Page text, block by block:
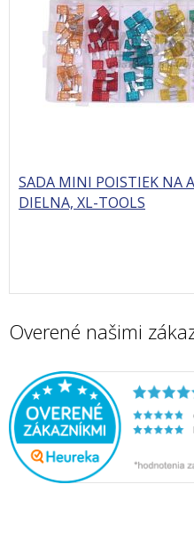
SADA MINI POISTIEK NA
DIELNA, XL-TOOLS
Overené našimi